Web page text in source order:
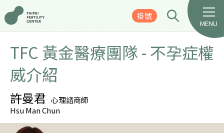
掛號
MENU
TFC 黃金醫療團隊 - 不孕症權
威介紹
許曼君 心理諮商師
Hsu Man Chun